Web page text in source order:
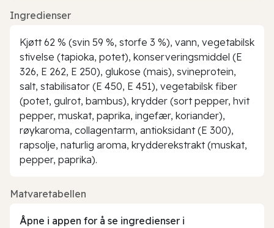
Ingredienser
Kjøtt 62 % (svin 59 %, storfe 3 %), vann, vegetabilsk
stivelse (tapioka, potet), konserveringsmiddel (E
326, E 262, E 250), glukose (mais), svineprotein,
salt, stabilisator (E 450, E 451), vegetabilsk fiber
(potet, gulrot, bambus), krydder (sort pepper, hvit
pepper, muskat, paprika, ingefær, koriander),
røykaroma, collagentarm, antioksidant (E 300),
rapsolje, naturlig aroma, krydderekstrakt (muskat,
pepper, paprika).
Matvaretabellen
Åpne i appen for å se ingredienser i